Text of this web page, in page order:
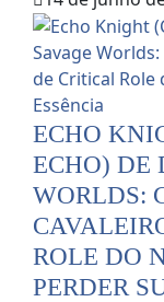
ECHO
ECHO) DE
WORLDS:
ROLE DO
PERDER